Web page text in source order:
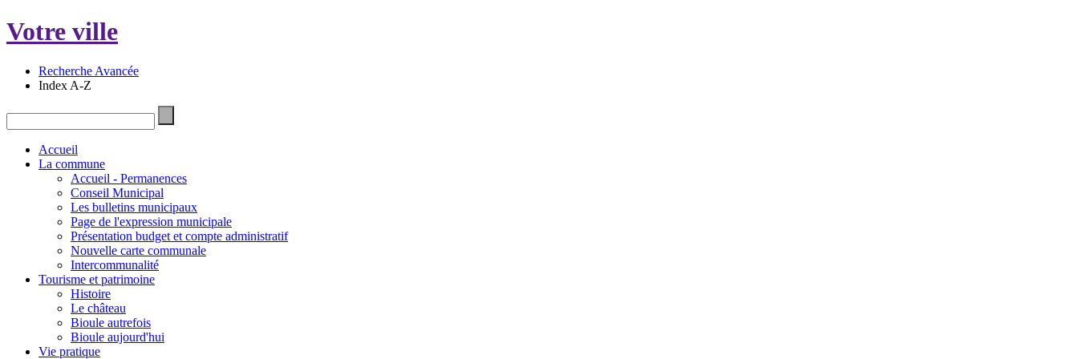
Votre ville
Recherche Avancée
Index A-Z
Accueil
La commune
Accueil - Permanences
Conseil Municipal
Les bulletins municipaux
Page de l'expression municipale
Présentation budget et compte administratif
Nouvelle carte communale
Intercommunalité
Tourisme et patrimoine
Histoire
Le château
Bioule autrefois
Bioule aujourd'hui
Vie pratique